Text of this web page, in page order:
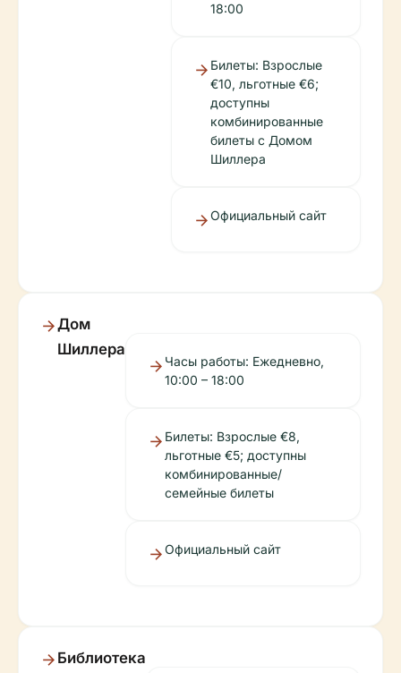
18:00
Билеты: Взрослые
€10, льготные €6;
доступны
комбинированные
билеты с Домом
Шиллера
Официальный сайт
Дом
Шиллера
Часы работы: Ежедневно,
10:00 – 18:00
Билеты: Взрослые €8,
льготные €5; доступны
комбинированные/
семейные билеты
Официальный сайт
Библиотека